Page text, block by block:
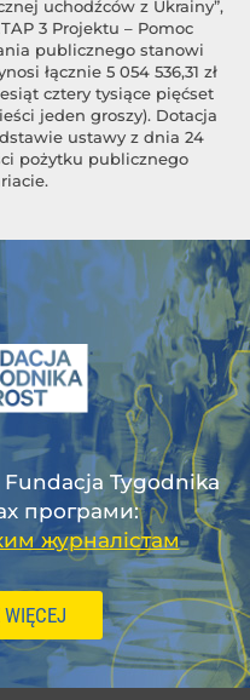
uchodźców z Ukrainy”,
3 Projektu – Pomoc
publicznego stanowi
łącznie 5 054 536,31 zł
cztery tysiące pięćset
jeden groszy). Dotacja
ustawy z dnia 24
pożytku publicznego
Fundacja Tygodnika
програми:
журналістам